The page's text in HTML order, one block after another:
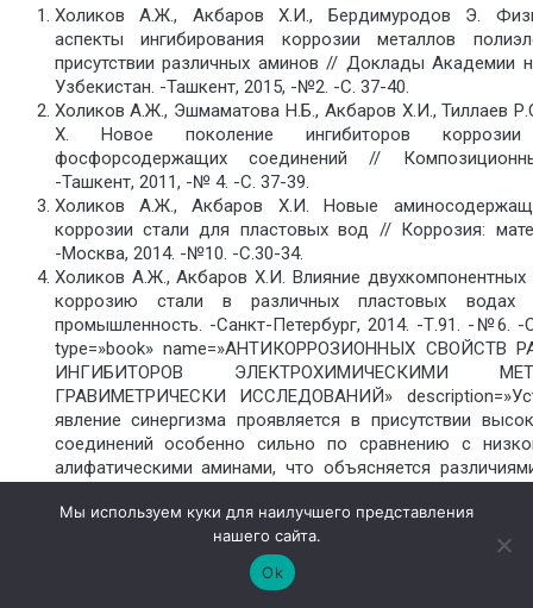
Холиков А.Ж., Акбаров Х.И., Бердимуродов Э.
аспекты ингибирования коррозии металлов
присутствии различных аминов // Доклады Академии
Узбекистан. -Ташкент, 2015, -№2. -С. 37-40.
Холиков А.Ж., Эшмаматова Н.Б., Акбаров Х.И., Тиллаев
Х. Новое поколение ингибиторов
фосфорсодержащих соединений //
-Ташкент, 2011, -№ 4. -С. 37-39.
Холиков А.Ж., Акбаров Х.И. Новые
коррозии стали для пластовых вод // Коррозия:
-Москва, 2014. -№10. -С.30-34.
Холиков А.Ж., Акбаров Х.И. Влияние двухкомпонентных
коррозию стали в различных пластовых водах
промышленность. -Санкт-Петербург, 2014. -Т.91. -№6. -
type=»book» name=»АНТИКОРРОЗИОННЫХ СВОЙСТВ
ИНГИБИТОРОВ ЭЛЕКТРОХИМИЧЕСКИМИ
ГРАВИМЕТРИЧЕСКИ ИССЛЕДОВАНИЙ»
явление синергизма проявляется в присутствии
соединений особенно сильно по сравнению с
алифатическими аминами, что объясняется
author=»Холиков Абдували Жонизокович, Акбаров
Рашидова Комила Хамидовна»
pubdate=»2016-12-14″ edition=»euroasia-
Мы используем куки для наилучшего представления
нашего сайта.
Ok